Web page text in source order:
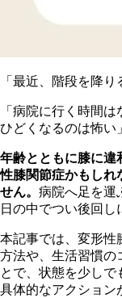
「最近、階段を降
「病院に行く時間
ひどくなるのは怖い」
年齢とともに膝に違
性膝関節症かもしれ
せん。 病院へ足を運
日の中でつい後回し
本記事では、変形性
方法や、生活習慣の
とで、状態を少しで
具体的なアクション